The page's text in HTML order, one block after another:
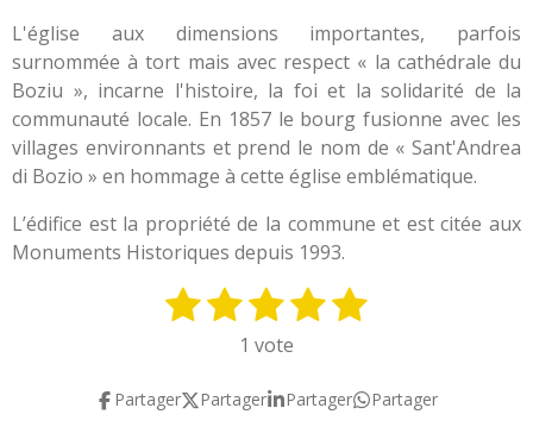
L'église aux dimensions importantes, parfois
surnommée à tort mais avec respect « la cathédrale du
Boziu », incarne l'histoire, la foi et la solidarité de la
communauté locale. ​En 1857 le bourg fusionne avec les
villages environnants et prend le nom de « Sant'Andrea
di Bozio » en hommage à cette église emblématique.
L’édifice est la propriété de la commune et est citée aux
Monuments Historiques depuis 1993.
1
o
2
o
3
é
o
4
é
o
5
o
y
1 vote
Partager Partager Partager Partager